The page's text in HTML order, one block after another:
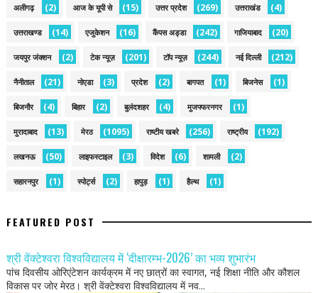
अलीगढ़ (2) आज के यूपी से (15) उत्तर प्रदेश (269) उत्तराखंड (4)
उत्तराखण्ड (14) एजुकेशन (16) कैंपस अड्डा (242) गाजियाबाद (20)
जयपुर जंक्शन (2) टेक न्यूज़ (201) टॉप न्यूज़ (244) नई द‍िल्ली (212)
नैनीताल (21) नोएडा (3) प्रदेश (2) बागपत (1) बिजनेस (1)
बिजनौर (4) बिहार (2) बुलंदशहर (4) मुजफ्फरनगर (1)
मुरादाबाद (13) मेरठ (1095) राष्टीय खबरे (256) राष्ट्रीय (192)
लखनऊ (50) लाइफस्टाइल (3) विदेश (6) शामली (2)
सहारनपुर (1) स्पोर्ट्स (2) हापुड़ (1) हैल्थ (1)
FEATURED POST
श्री वेंक्टेश्वरा विश्वविद्यालय में ‘दीक्षारम्भ-2026’ का भव्य शुभारंभ
पांच दिवसीय ओरिएंटेशन कार्यक्रम में नए छात्रों का स्वागत, नई शिक्षा नीति और कौशल
विकास पर जोर मेरठ। श्री वेंक्टेश्वरा विश्वविद्यालय में नव...